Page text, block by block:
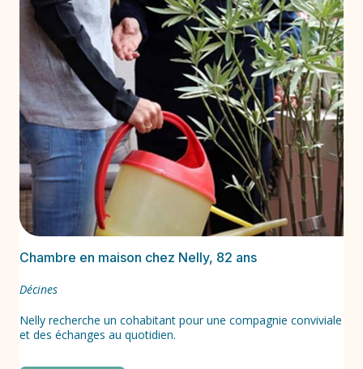
Chambre en maison chez Nelly, 82 ans
Décines
Nelly recherche un cohabitant pour une compagnie conviviale
et des échanges au quotidien.